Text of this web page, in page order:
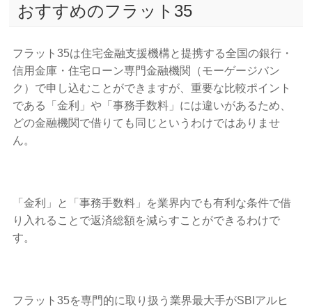
おすすめのフラット35
フラット35は住宅金融支援機構と提携する全国の銀行・
信用金庫・住宅ローン専門金融機関（モーゲージバン
ク）で申し込むことができますが、重要な比較ポイント
である「金利」や「事務手数料」には違いがあるため、
どの金融機関で借りても同じというわけではありませ
ん。
「金利」と「事務手数料」を業界内でも有利な条件で借
り入れることで返済総額を減らすことができるわけで
す。
フラット35を専門的に取り扱う業界最大手がSBIアルヒ